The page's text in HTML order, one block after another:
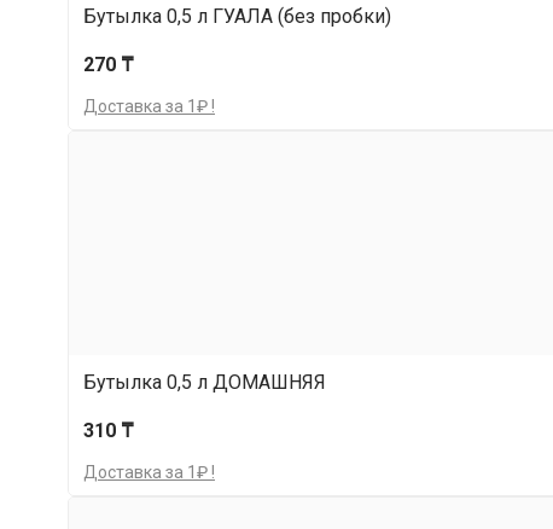
Бутылка 0,5 л ГУАЛА (без пробки)
270 ₸
Доставка за 1₽ !
Бутылка 0,5 л ДОМАШНЯЯ
310 ₸
Доставка за 1₽ !